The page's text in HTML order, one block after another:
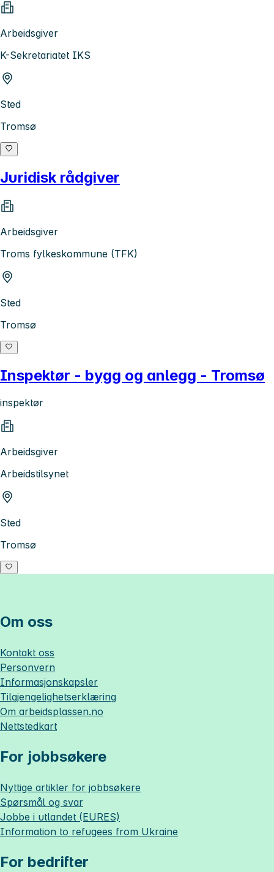
Arbeidsgiver
K-Sekretariatet IKS
Sted
Tromsø
Juridisk rådgiver
Arbeidsgiver
Troms fylkeskommune (TFK)
Sted
Tromsø
Inspektør - bygg og anlegg - Tromsø
inspektør
Arbeidsgiver
Arbeidstilsynet
Sted
Tromsø
Om oss
Kontakt oss
Personvern
Informasjonskapsler
Tilgjengelighetserklæring
Om arbeidsplassen.no
Nettstedkart
For jobbsøkere
Nyttige artikler for jobbsøkere
Spørsmål og svar
Jobbe i utlandet (EURES)
Information to refugees from Ukraine
For bedrifter